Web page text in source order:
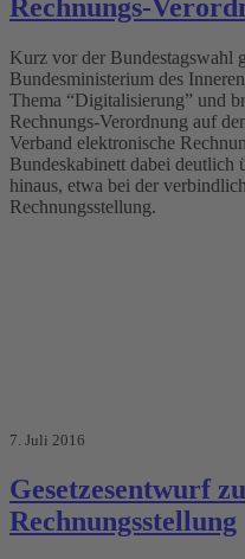
Rechnungs-
Kurz vor der Bundestagswahl
Bundesministerium des
Thema “Digitalisierung” und
Rechnungs-Verordnung auf
Verband elektronische
Bundeskabinett dabei deutlich
hinaus, etwa bei der
Rechnungsstellung.
7. Juli 2016
Gesetzesentwurf
Rechnungsstellung